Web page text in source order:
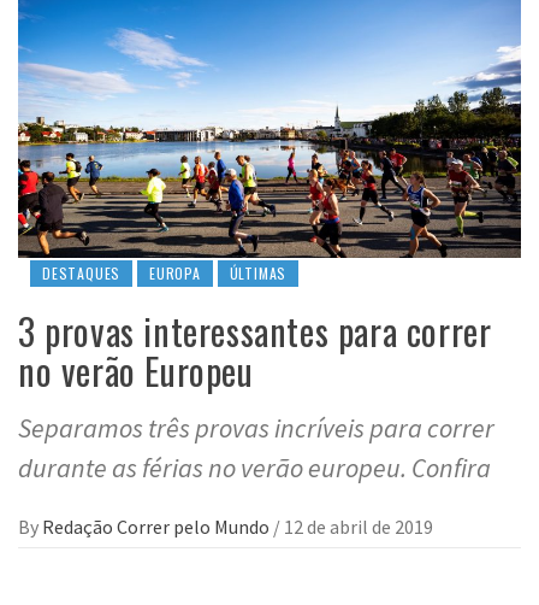
DESTAQUES EUROPA ÚLTIMAS
3 provas interessantes para correr
no verão Europeu
Separamos três provas incríveis para correr
durante as férias no verão europeu. Confira
By Redação Correr pelo Mundo / 12 de abril de 2019